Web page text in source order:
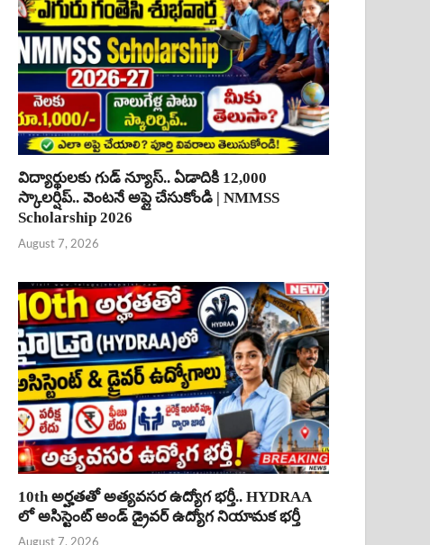
విద్యార్థులకు గుడ్ న్యూస్.. ఏడాదికి 12,000
స్కాలర్షిప్.. వెంటనే అప్లై చేసుకోండి | NMMSS
Scholarship 2026
August 7, 2026
10th అర్హతతో అత్యవసర ఉద్యోగ భర్తీ.. HYDRAA
లో అసిస్టెంట్ అండ్ డ్రైవర్ ఉద్యోగ నియామక భర్తీ